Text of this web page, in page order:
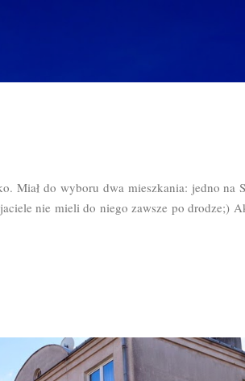
Miał do wyboru dwa mieszkania: jedno na
nie mieli do niego zawsze po drodze;)